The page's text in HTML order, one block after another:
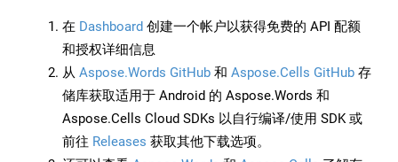
在 Dashboard 创建一个帐户以获得免费的 API 配额
和授权详细信息
从 Aspose.Words GitHub 和 Aspose.Cells GitHub 存
储库获取适用于 Android 的 Aspose.Words 和
Aspose.Cells Cloud SDKs 以自行编译/使用 SDK 或
前往 Releases 获取其他下载选项。